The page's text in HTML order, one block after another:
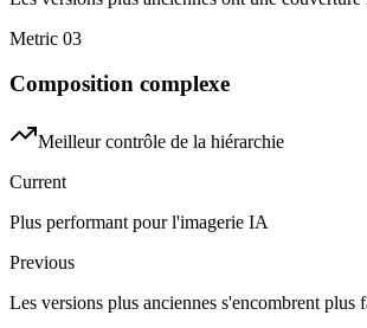
Metric 03
Composition complexe
Meilleur contrôle de la hiérarchie
Current
Plus performant pour l'imagerie IA
Previous
Les versions plus anciennes s'encombrent plus